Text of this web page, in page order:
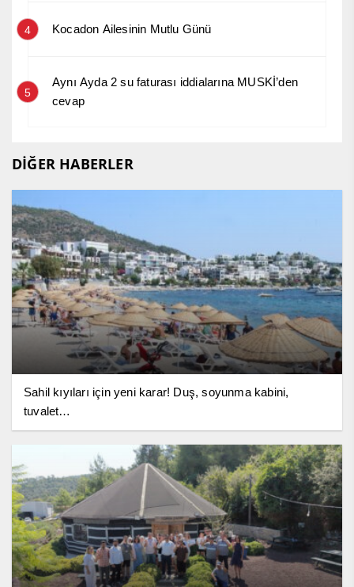
4 Kocadon Ailesinin Mutlu Günü
5
Aynı Ayda 2 su faturası iddialarına MUSKİ’den
cevap
DİĞER HABERLER
Sahil kıyıları için yeni karar! Duş, soyunma kabini,
tuvalet…